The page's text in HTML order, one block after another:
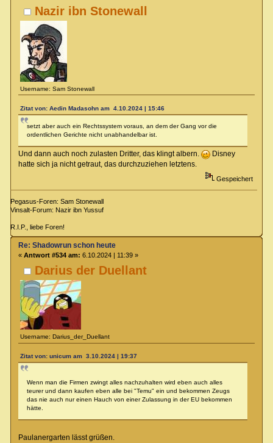
Nazir ibn Stonewall
Username: Sam Stonewall
Zitat von: Aedin Madasohn am 4.10.2024 | 15:46
setzt aber auch ein Rechtssystem voraus, an dem der Gang vor die
ordentlichen Gerichte nicht unabhandelbar ist.
Und dann auch noch zulasten Dritter, das klingt albern.
Disney
hatte sich ja nicht getraut, das durchzuziehen letztens.
Gespeichert
Pegasus-Foren: Sam Stonewall
Vinsalt-Forum: Nazir ibn Yussuf
R.I.P., liebe Foren!
Darius der Duellant
Username: Darius_der_Duellant
Re: Shadowrun schon heute
« Antwort #534 am: 6.10.2024 | 11:39 »
Zitat von: unicum am 3.10.2024 | 19:37
Wenn man die Firmen zwingt alles nachzuhalten wird eben auch alles
teurer und dann kaufen eben alle bei "Temu" ein und bekommen Zeugs
das nie auch nur einen Hauch von einer Zulassung in der EU bekommen
hätte.
Paulanergarten lässt grüßen.